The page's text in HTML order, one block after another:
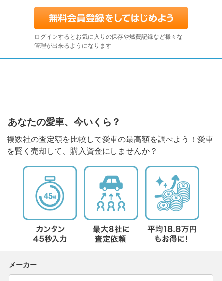
ログインするとお気に入りの保存や燃費記録など様々な
管理が出来るようになります
あなたの愛車、今いくら？
複数社の査定額を比較して愛車の最高額を調べよう！愛車
を賢く売却して、購入資金にしませんか？
メーカー